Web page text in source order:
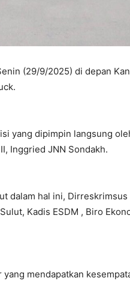
(29/9/2025) di depan
yang dipimpin langsung
Inggried JNN Sondakh.
dalam hal ini,
Kadis ESDM , Biro
mendapatkan